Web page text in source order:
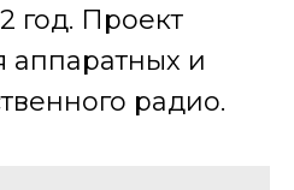
год. Проект
и
радио.